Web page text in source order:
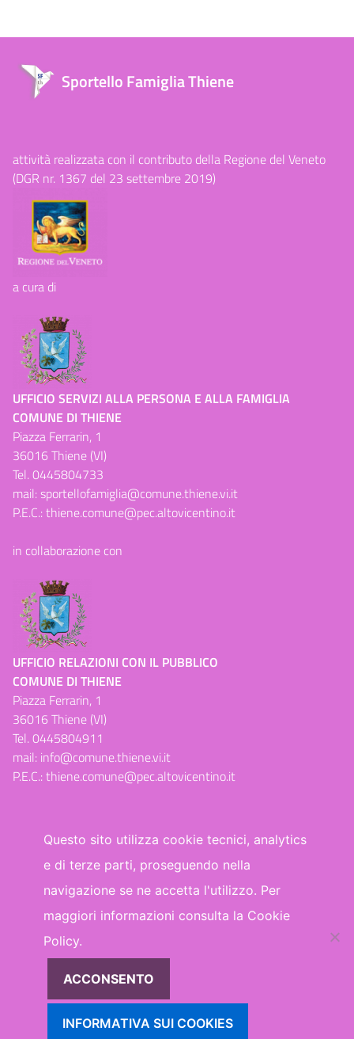
Sportello Famiglia Thiene
attività realizzata con il contributo della Regione del Veneto
(DGR nr. 1367 del 23 settembre 2019)
a cura di
UFFICIO SERVIZI ALLA PERSONA E ALLA FAMIGLIA
COMUNE DI THIENE
Piazza Ferrarin, 1
36016 Thiene (VI)
Tel.0445804733
mail:sportellofamiglia@comune.thiene.vi.it
P.E.C.:thiene.comune@pec.altovicentino.it
in collaborazione con
UFFICIO RELAZIONI CON IL PUBBLICO
COMUNE DI THIENE
Piazza Ferrarin, 1
36016 Thiene (VI)
Tel.0445804911
mail: info@comune.thiene.vi.it
P.E.C.:thiene.comune@pec.altovicentino.it
Dichiarazione di accessibilità
WhatsApp Facebook
Questo sito utilizza cookie tecnici, analytics
e di terze parti, proseguendo nella
navigazione se ne accetta l'utilizzo. Per
maggiori informazioni consulta la Cookie
Policy.
ACCONSENTO
INFORMATIVA SUI COOKIES